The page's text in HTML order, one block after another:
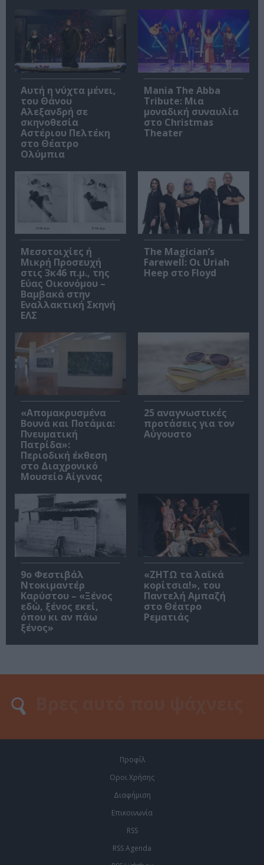
Αυτή η νύχτα μένει,
του Θάνου
Αλεξανδρή σε
σκηνοθεσία
Αστέριου Πελτέκη
στο Θέατρο
Ολύμπια
Mania The Abba
Tribute: Μια
μοναδική συναυλία
στο Christmas
Theater
Μεσοτοιχίες ή
Μικρή Προσευχή
στις 3κ46 π.μ., της
Εύας Οικονόμου –
Βαμβακά στην
Εναλλακτική Σκηνή
ΕΛΣ
The Magician’s
Farewell: Οι Uriah
Heep στο Floyd
«Απομακρυσμένα
Βουνά και Ποτάμια:
Πνευματική
Πατρίδα»:
Περιοδική έκθεση
στο Διαχρονικό
Μουσείο Αίγινας
25 αναγνωστικές
προτάσεις για τον
Αύγουστο
9ο Φεστιβάλ
Ντοκιμαντέρ
Καρύστου – «Ξένος
εδώ, ξένος εκεί,
όπου κι αν πάω
ξένος»
«ΖΗΤΩ τα λαϊκά
κορίτσια!», του
Παντελή Αμπαζή
στο Θέατρο
Ρεματιάς
Προφίλ
Οροι Χρήσης
Διαφήμιση
Επικοινωνία
RSS
RSS Agenda